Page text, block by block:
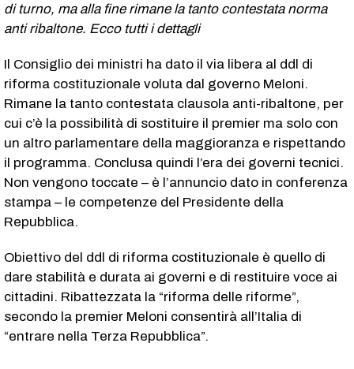
di turno, ma alla fine rimane la tanto contestata norma
anti ribaltone. Ecco tutti i dettagli
Il Consiglio dei ministri ha dato il via libera al ddl di
riforma costituzionale voluta dal governo Meloni.
Rimane la tanto contestata clausola anti-ribaltone, per
cui c’è la possibilità di sostituire il premier ma solo con
un altro parlamentare della maggioranza e rispettando
il programma. Conclusa quindi l’era dei governi tecnici.
Non vengono toccate – è l’annuncio dato in conferenza
stampa – le competenze del Presidente della
Repubblica.
Obiettivo del ddl di riforma costituzionale è quello di
dare stabilità e durata ai governi e di restituire voce ai
cittadini. Ribattezzata la “riforma delle riforme”,
secondo la premier Meloni consentirà all’Italia di
“entrare nella Terza Repubblica”.